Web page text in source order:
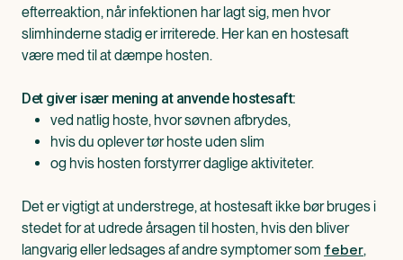
efterreaktion, når infektionen har lagt sig, men hvor
slimhinderne stadig er irriterede. Her kan en hostesaft
være med til at dæmpe hosten.
Det giver især mening at anvende hostesaft:
ved natlig hoste, hvor søvnen afbrydes,
hvis du oplever tør hoste uden slim
og hvis hosten forstyrrer daglige aktiviteter.
Det er vigtigt at understrege, at hostesaft ikke bør bruges i
stedet for at udrede årsagen til hosten, hvis den bliver
langvarig eller ledsages af andre symptomer som feber,